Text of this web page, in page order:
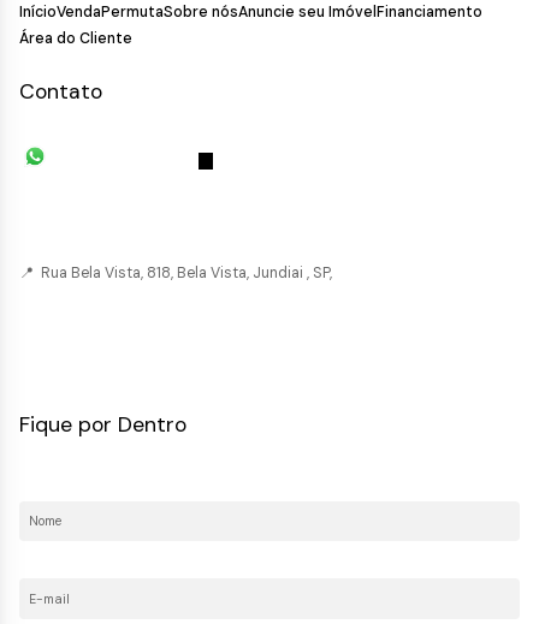
InícioVendaPermutaSobre nósAnuncie seu Imóvel Financiamento
Área do Cliente
Contato
📍 Rua Bela Vista, 818, Bela Vista, Jundiai , SP,
Fique por Dentro